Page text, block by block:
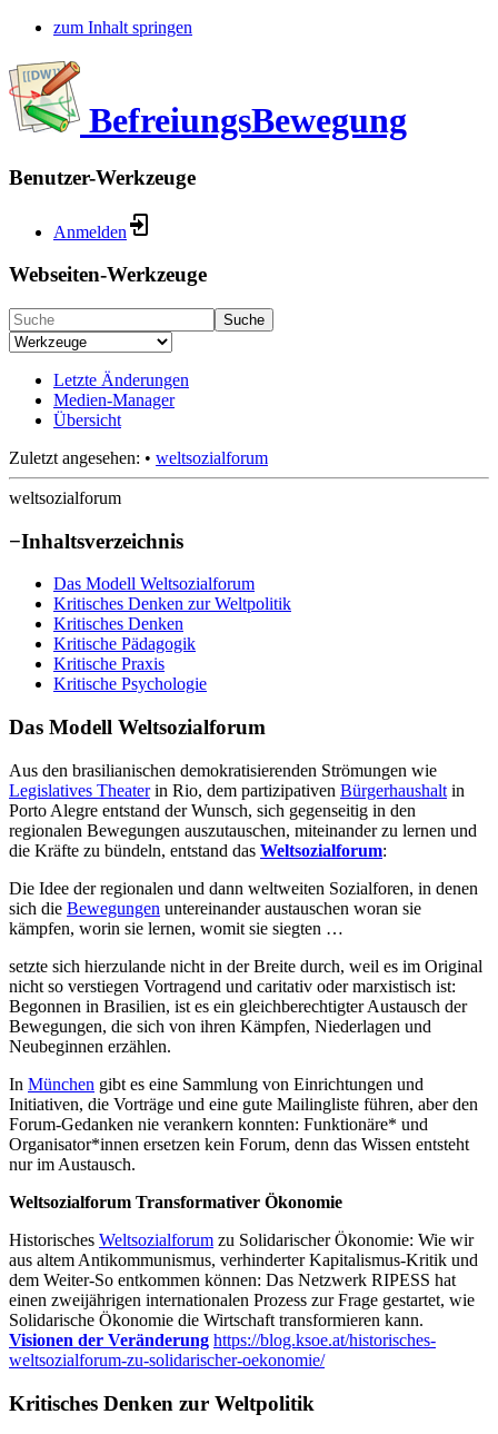
zum Inhalt springen
BefreiungsBewegung
Benutzer-Werkzeuge
Anmelden
Webseiten-Werkzeuge
Suche
Letzte Änderungen
Medien-Manager
Übersicht
Zuletzt angesehen: • weltsozialforum
weltsozialforum
−Inhaltsverzeichnis
Das Modell Weltsozialforum
Kritisches Denken zur Weltpolitik
Kritisches Denken
Kritische Pädagogik
Kritische Praxis
Kritische Psychologie
Das Modell Weltsozialforum
Aus den brasilianischen demokratisierenden Strömungen wie
Legislatives Theaterin Rio, dem partizipativen Bürgerhaushalt in
Porto Alegre entstand der Wunsch, sich gegenseitig in den
regionalen Bewegungen auszutauschen, miteinander zu lernen und
die Kräfte zu bündeln, entstand das Weltsozialforum:
Die Idee der regionalen und dann weltweiten Sozialforen, in denen
sich die Bewegungen untereinander austauschen woran sie
kämpfen, worin sie lernen, womit sie siegten …
setzte sich hierzulande nicht in der Breite durch, weil es im Original
nicht so verstiegen Vortragend und caritativ oder marxistisch ist:
Begonnen in Brasilien, ist es ein gleichberechtigter Austausch der
Bewegungen, die sich von ihren Kämpfen, Niederlagen und
Neubeginnen erzählen.
In München gibt es eine Sammlung von Einrichtungen und
Initiativen, die Vorträge und eine gute Mailingliste führen, aber den
Forum-Gedanken nie verankern konnten: Funktionäre* und
Organisator*innen ersetzen kein Forum, denn das Wissen entsteht
nur im Austausch.
Weltsozialforum Transformativer Ökonomie
Historisches Weltsozialforum zu Solidarischer Ökonomie: Wie wir
aus altem Antikommunismus, verhinderter Kapitalismus-Kritik und
dem Weiter-So entkommen können: Das Netzwerk RIPESS hat
einen zweijährigen internationalen Prozess zur Frage gestartet, wie
Solidarische Ökonomie die Wirtschaft transformieren kann.
Visionen der Veränderung https://blog.ksoe.at/historisches-
weltsozialforum-zu-solidarischer-oekonomie/
Kritisches Denken zur Weltpolitik